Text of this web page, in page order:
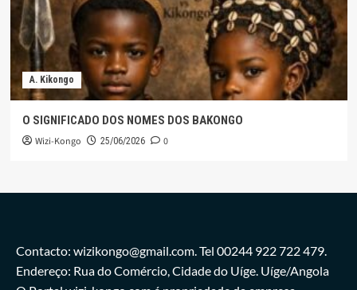
A. Kikongo
O SIGNIFICADO DOS NOMES DOS BAKONGO
Wizi-Kongo 25/06/2026 0
Contacto: wizikongo@gmail.com. Tel 00244 922 722 479.
Endereço: Rua do Comércio, Cidade do Uíge. Uíge/Angola